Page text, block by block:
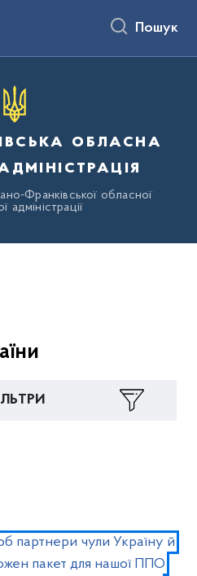
Пошук
обласна
Франківської обласної
адміністрації
партнери чули Україну й
пакет для нашої ППО